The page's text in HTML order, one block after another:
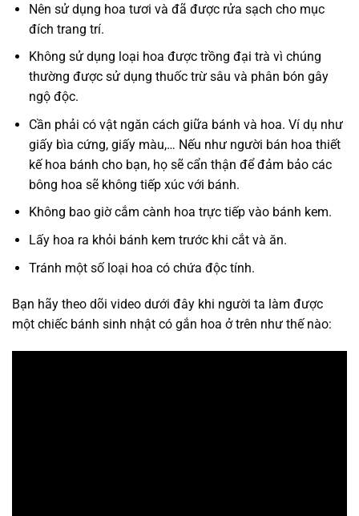
Nên sử dụng hoa tươi và đã được rửa sạch cho mục
đích trang trí.
Không sử dụng loại hoa được trồng đại trà vì chúng
thường được sử dụng thuốc trừ sâu và phân bón gây
ngộ độc.
Cần phải có vật ngăn cách giữa bánh và hoa. Ví dụ như
giấy bìa cứng, giấy màu,… Nếu như người bán hoa thiết
kế hoa bánh cho bạn, họ sẽ cẩn thận để đảm bảo các
bông hoa sẽ không tiếp xúc với bánh.
Không bao giờ cắm cành hoa trực tiếp vào bánh kem.
Lấy hoa ra khỏi bánh kem trước khi cắt và ăn.
Tránh một số loại hoa có chứa độc tính.
Bạn hãy theo dõi video dưới đây khi người ta làm được
một chiếc bánh sinh nhật có gắn hoa ở trên như thế nào: